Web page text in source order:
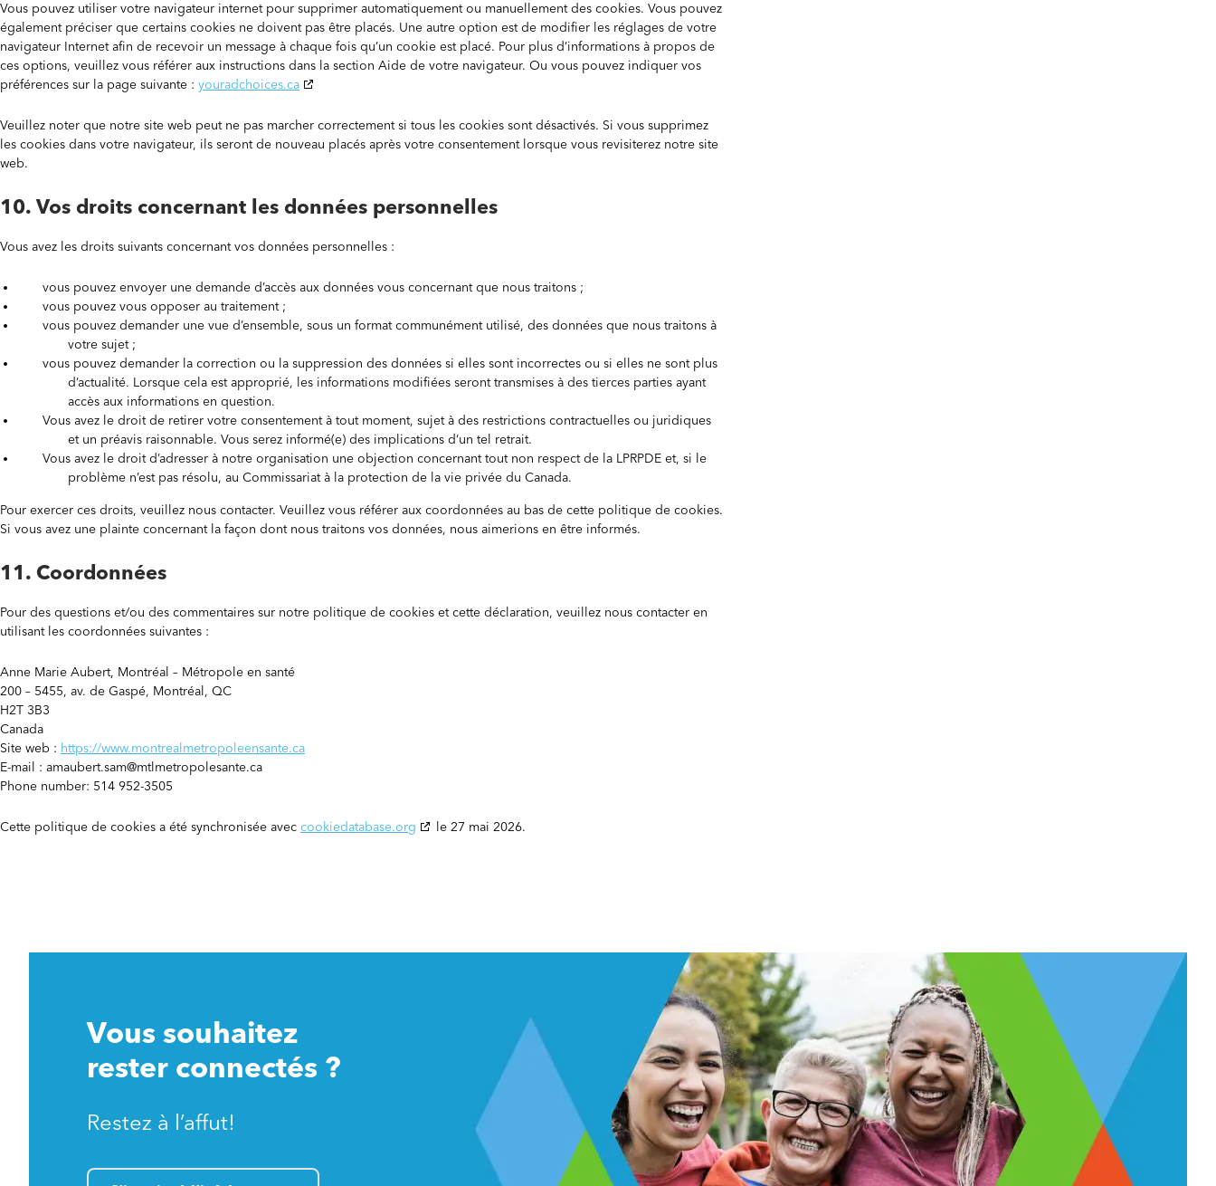
Vous pouvez utiliser votre navigateur internet pour supprimer automatiquement ou manuellement des cookies. Vous pouvez
également préciser que certains cookies ne doivent pas être placés. Une autre option est de modifier les réglages de votre
navigateur Internet afin de recevoir un message à chaque fois qu’un cookie est placé. Pour plus d’informations à propos de
ces options, veuillez vous référer aux instructions dans la section Aide de votre navigateur. Ou vous pouvez indiquer vos
préférences sur la page suivante : youradchoices.ca
Veuillez noter que notre site web peut ne pas marcher correctement si tous les cookies sont désactivés. Si vous supprimez
les cookies dans votre navigateur, ils seront de nouveau placés après votre consentement lorsque vous revisiterez notre site
web.
10. Vos droits concernant les données personnelles
Vous avez les droits suivants concernant vos données personnelles :
vous pouvez envoyer une demande d’accès aux données vous concernant que nous traitons ;
vous pouvez vous opposer au traitement ;
vous pouvez demander une vue d’ensemble, sous un format communément utilisé, des données que nous traitons à
votre sujet ;
vous pouvez demander la correction ou la suppression des données si elles sont incorrectes ou si elles ne sont plus
d’actualité. Lorsque cela est approprié, les informations modifiées seront transmises à des tierces parties ayant
accès aux informations en question.
Vous avez le droit de retirer votre consentement à tout moment, sujet à des restrictions contractuelles ou juridiques
et un préavis raisonnable. Vous serez informé(e) des implications d’un tel retrait.
Vous avez le droit d’adresser à notre organisation une objection concernant tout non respect de la LPRPDE et, si le
problème n’est pas résolu, au Commissariat à la protection de la vie privée du Canada.
Pour exercer ces droits, veuillez nous contacter. Veuillez vous référer aux coordonnées au bas de cette politique de cookies.
Si vous avez une plainte concernant la façon dont nous traitons vos données, nous aimerions en être informés.
11. Coordonnées
Pour des questions et/ou des commentaires sur notre politique de cookies et cette déclaration, veuillez nous contacter en
utilisant les coordonnées suivantes :
Anne Marie Aubert, Montréal – Métropole en santé
200 – 5455, av. de Gaspé, Montréal, QC
H2T 3B3
Canada
Site web : https://www.montrealmetropoleensante.ca
E-mail : amaubert.sam@mtlmetropolesante.ca
Phone number: 514 952-3505
Cette politique de cookies a été synchronisée avec cookiedatabase.org le 27 mai 2026.
Vous souhaitez
rester connectés ?
Restez à l’affut!